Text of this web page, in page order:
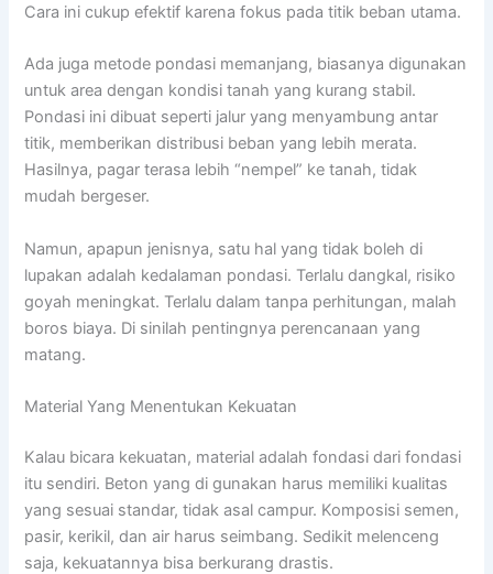
Cara ini cukup efektif karena fokus pada titik beban utama.
Ada juga metode pondasi memanjang, biasanya digunakan
untuk area dengan kondisi tanah yang kurang stabil.
Pondasi ini dibuat seperti jalur yang menyambung antar
titik, memberikan distribusi beban yang lebih merata.
Hasilnya, pagar terasa lebih “nempel” ke tanah, tidak
mudah bergeser.
Namun, apapun jenisnya, satu hal yang tidak boleh di
lupakan adalah kedalaman pondasi. Terlalu dangkal, risiko
goyah meningkat. Terlalu dalam tanpa perhitungan, malah
boros biaya. Di sinilah pentingnya perencanaan yang
matang.
Material Yang Menentukan Kekuatan
Kalau bicara kekuatan, material adalah fondasi dari fondasi
itu sendiri. Beton yang di gunakan harus memiliki kualitas
yang sesuai standar, tidak asal campur. Komposisi semen,
pasir, kerikil, dan air harus seimbang. Sedikit melenceng
saja, kekuatannya bisa berkurang drastis.